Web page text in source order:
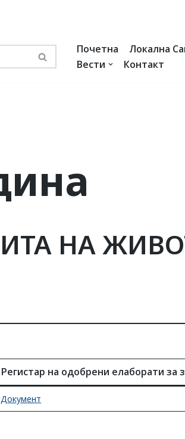
Почетна Локална
Вести
Контакт
НА
Регистар на одобрени елаборати за
Документ